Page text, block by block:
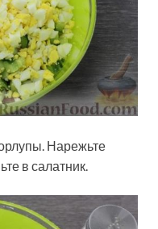
Нарежьте
в салатник.